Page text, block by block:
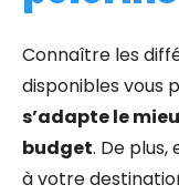
Connaître les
disponibles vous
s’adapte le
budget. De
à votre